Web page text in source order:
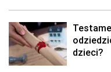
dzieci?